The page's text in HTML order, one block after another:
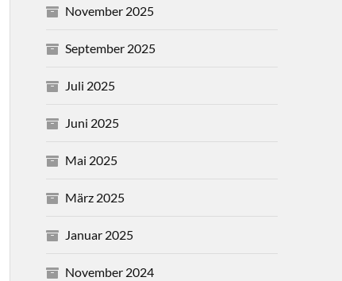
November 2025
September 2025
Juli 2025
Juni 2025
Mai 2025
März 2025
Januar 2025
November 2024